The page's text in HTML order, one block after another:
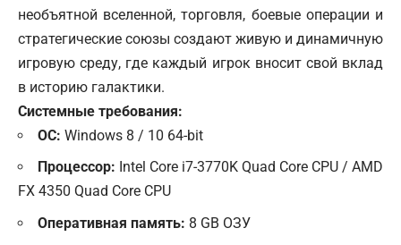
необъятной вселенной, торговля, боевые операции и
стратегические союзы создают живую и динамичную
игровую среду, где каждый игрок вносит свой вклад
в историю галактики.
Системные требования:
ОС: Windows 8 / 10 64-bit
Процессор: Intel Core i7-3770K Quad Core CPU / AMD
FX 4350 Quad Core CPU
Оперативная память: 8 GB ОЗУ